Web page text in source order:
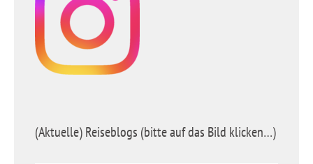
(Aktuelle) Reiseblogs (bitte auf das Bild klicken…)